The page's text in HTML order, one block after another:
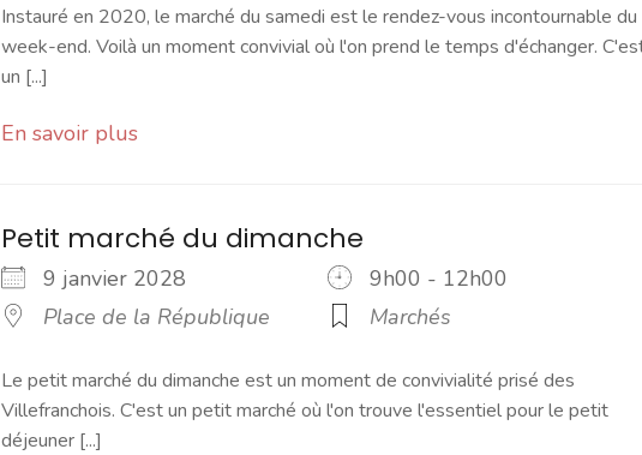
Instauré en 2020, le marché du samedi est le rendez-vous incontournable du
week-end. Voilà un moment convivial où l'on prend le temps d'échanger.
un [...]
En savoir plus
Petit marché du dimanche
9 janvier 2028
9h00 - 12h00
Place de la République
Marchés
Le petit marché du dimanche est un moment de convivialité prisé des
Villefranchois. C'est un petit marché où l'on trouve l'essentiel pour le petit
déjeuner [...]